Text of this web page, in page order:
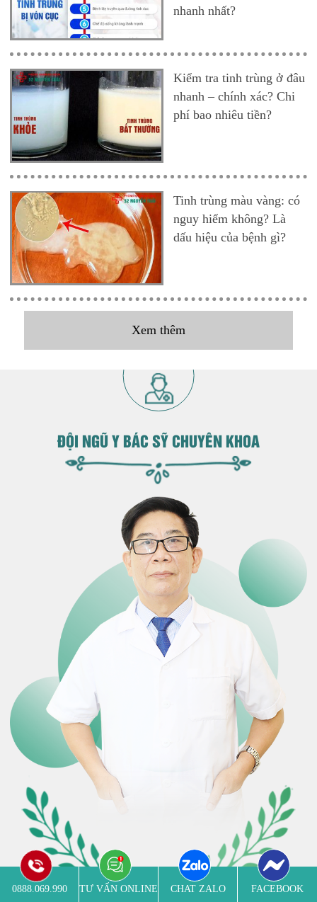
nhanh nhất?
Kiểm tra tinh trùng ở đâu
nhanh – chính xác? Chi
phí bao nhiêu tiền?
Tinh trùng màu vàng: có
nguy hiểm không? Là
dấu hiệu của bệnh gì?
Xem thêm
ĐỘI NGŨ Y BÁC SỸ CHUYÊN KHOA
0888.069.990 TƯ VẤN ONLINE CHAT ZALO FACEBOOK